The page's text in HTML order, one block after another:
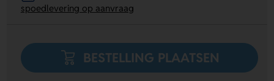
spoedlevering op aanvraag
BESTELLING PLAATSEN